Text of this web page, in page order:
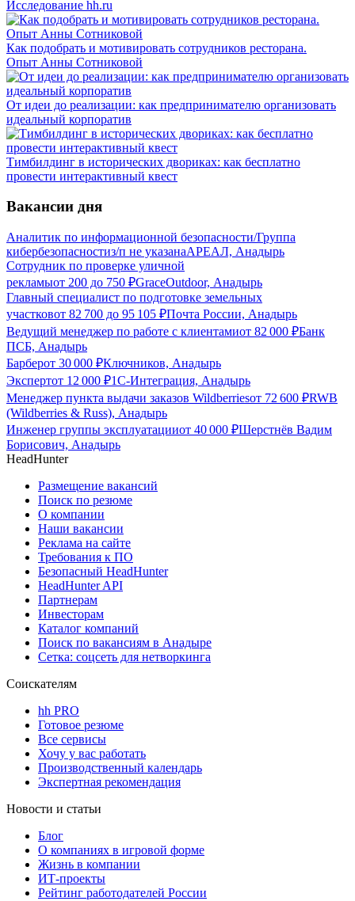
Исследование hh.ru
Как подобрать и мотивировать сотрудников ресторана.
Опыт Анны Сотниковой
От идеи до реализации: как предпринимателю организовать
идеальный корпоратив
Тимбилдинг в исторических двориках: как бесплатно
провести интерактивный квест
Вакансии дня
Аналитик по информационной безопасности/Группа
кибербезопасностиз/п не указанаАРЕАЛ, Анадырь
Сотрудник по проверке уличной
рекламыот 200 до 750 ₽GraceOutdoor, Анадырь
Главный специалист по подготовке земельных
участковот 82 700 до 95 105 ₽Почта России, Анадырь
Ведущий менеджер по работе с клиентамиот 82 000 ₽Банк
ПСБ, Анадырь
Барберот 30 000 ₽Ключников, Анадырь
Экспертот 12 000 ₽1С-Интеграция, Анадырь
Менеджер пункта выдачи заказов Wildberriesот 72 600 ₽RWB
(Wildberries & Russ), Анадырь
Инженер группы эксплуатацииот 40 000 ₽Шерстнёв Вадим
Борисович, Анадырь
HeadHunter
Размещение вакансий
Поиск по резюме
О компании
Наши вакансии
Реклама на сайте
Требования к ПО
Безопасный HeadHunter
HeadHunter API
Партнерам
Инвесторам
Каталог компаний
Поиск по вакансиям в Анадыре
Сетка: соцсеть для нетворкинга
Соискателям
hh PRO
Готовое резюме
Все сервисы
Хочу у вас работать
Производственный календарь
Экспертная рекомендация
Новости и статьи
Блог
О компаниях в игровой форме
Жизнь в компании
ИТ-проекты
Рейтинг работодателей России